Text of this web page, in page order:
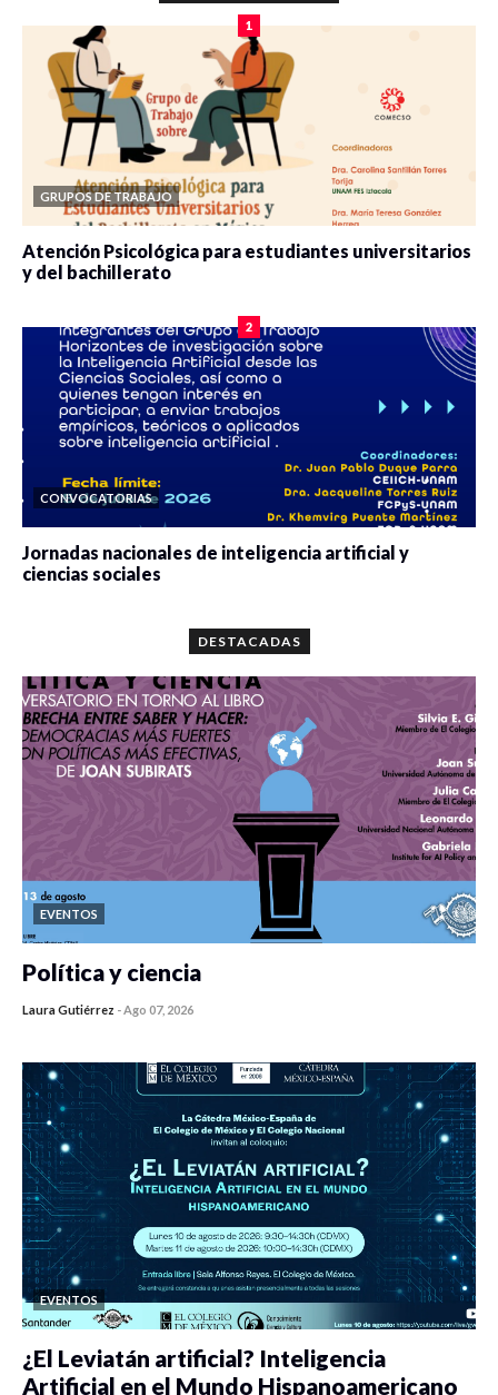
1
GRUPOS DE TRABAJO
Atención Psicológica para estudiantes universitarios
y del bachillerato
2
CONVOCATORIAS
Jornadas nacionales de inteligencia artificial y
ciencias sociales
DESTACADAS
EVENTOS
Política y ciencia
Laura Gutiérrez -Ago 07, 2026
EVENTOS
¿El Leviatán artificial? Inteligencia
Artificial en el Mundo Hispanoamericano